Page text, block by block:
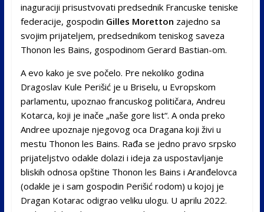
inaguraciji prisustvovati predsednik Francuske teniske
federacije, gospodin Gilles Moretton zajedno sa
svojim prijateljem, predsednikom teniskog saveza
Thonon les Bains, gospodinom Gerard Bastian-om.
A evo kako je sve počelo. Pre nekoliko godina
Dragoslav Kule Perišić je u Briselu, u Evropskom
parlamentu, upoznao francuskog političara, Andreu
Kotarca, koji je inače „naše gore list“. A onda preko
Andree upoznaje njegovog oca Dragana koji živi u
mestu Thonon les Bains. Rađa se jedno pravo srpsko
prijateljstvo odakle dolazi i ideja za uspostavljanje
bliskih odnosa opštine Thonon les Bains i Aranđelovca
(odakle je i sam gospodin Perišić rodom) u kojoj je
Dragan Kotarac odigrao veliku ulogu. U aprilu 2022.